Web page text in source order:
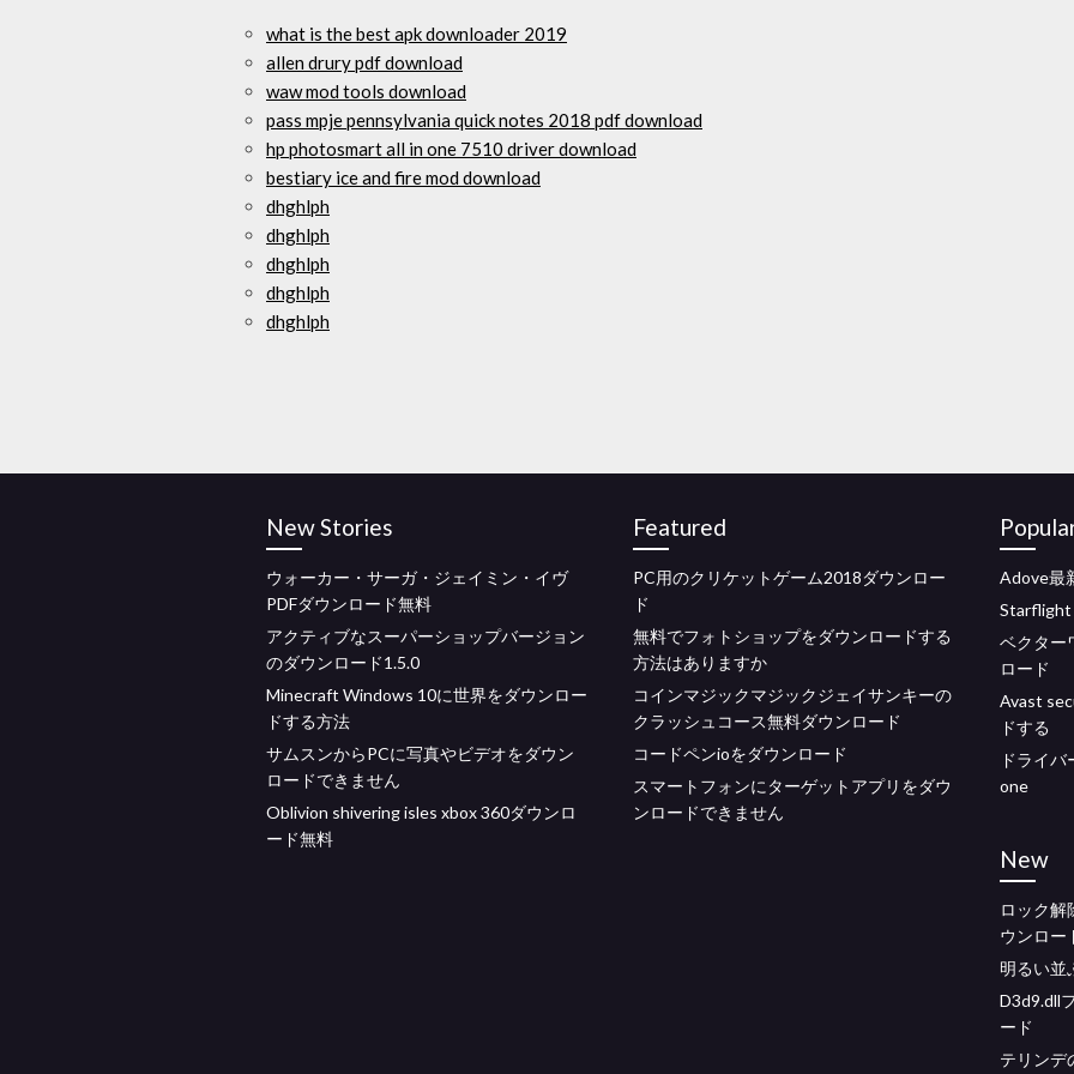
what is the best apk downloader 2019
allen drury pdf download
waw mod tools download
pass mpje pennsylvania quick notes 2018 pdf download
hp photosmart all in one 7510 driver download
bestiary ice and fire mod download
dhghlph
dhghlph
dhghlph
dhghlph
dhghlph
New Stories
ウォーカー・サーガ・ジェイミン・イヴ
PDFダウンロード無料
アクティブなスーパーショップバージョン
のダウンロード1.5.0
Minecraft Windows 10に世界をダウンロー
ドする方法
サムスンからPCに写真やビデオをダウン
ロードできません
Oblivion shivering isles xbox 360ダウンロ
ード無料
Featured
PC用のクリケットゲーム2018ダウンロー
ド
無料でフォトショップをダウンロードする
方法はありますか
コインマジックマジックジェイサンキーの
クラッシュコース無料ダウンロード
コードペンioをダウンロード
スマートフォンにターゲットアプリをダウ
ンロードできません
Adove最
Starflight
ベクター
ロード
Avast
ドする
ドライ
one
New
ロック解
ウンロー
明るい並
D3d9.dll
ード
テリンデ